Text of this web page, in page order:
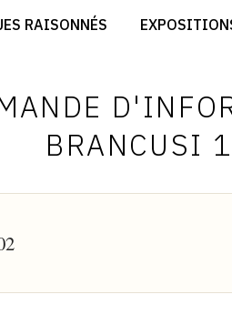
RAISONNÉS
CRÉER SON
DEVENIR
BRANCUSI